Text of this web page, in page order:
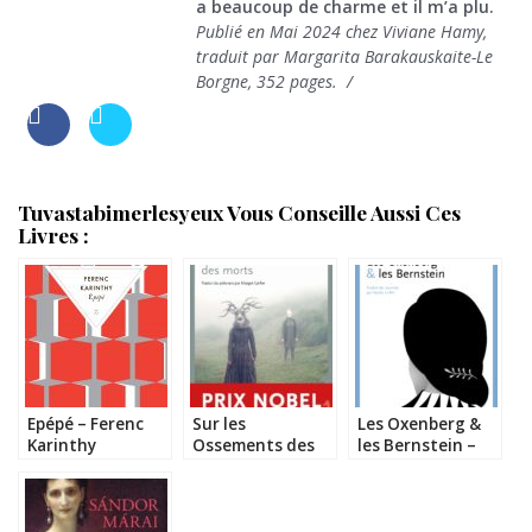
a beaucoup de charme et il m’a plu.
Publié en Mai 2024 chez Viviane Hamy,
traduit par Margarita Barakauskaite-Le
Borgne, 352 pages.
Tuvastabimerlesyeux Vous Conseille Aussi Ces
Livres :
Epépé – Ferenc
Karinthy
Sur les
Ossements des
Les Oxenberg &
les Bernstein –